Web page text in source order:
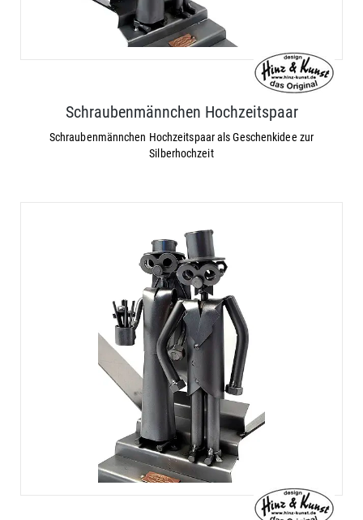
Schraubenmännchen Hochzeitspaar
Schraubenmännchen Hochzeitspaar als Geschenkidee zur
Silberhochzeit